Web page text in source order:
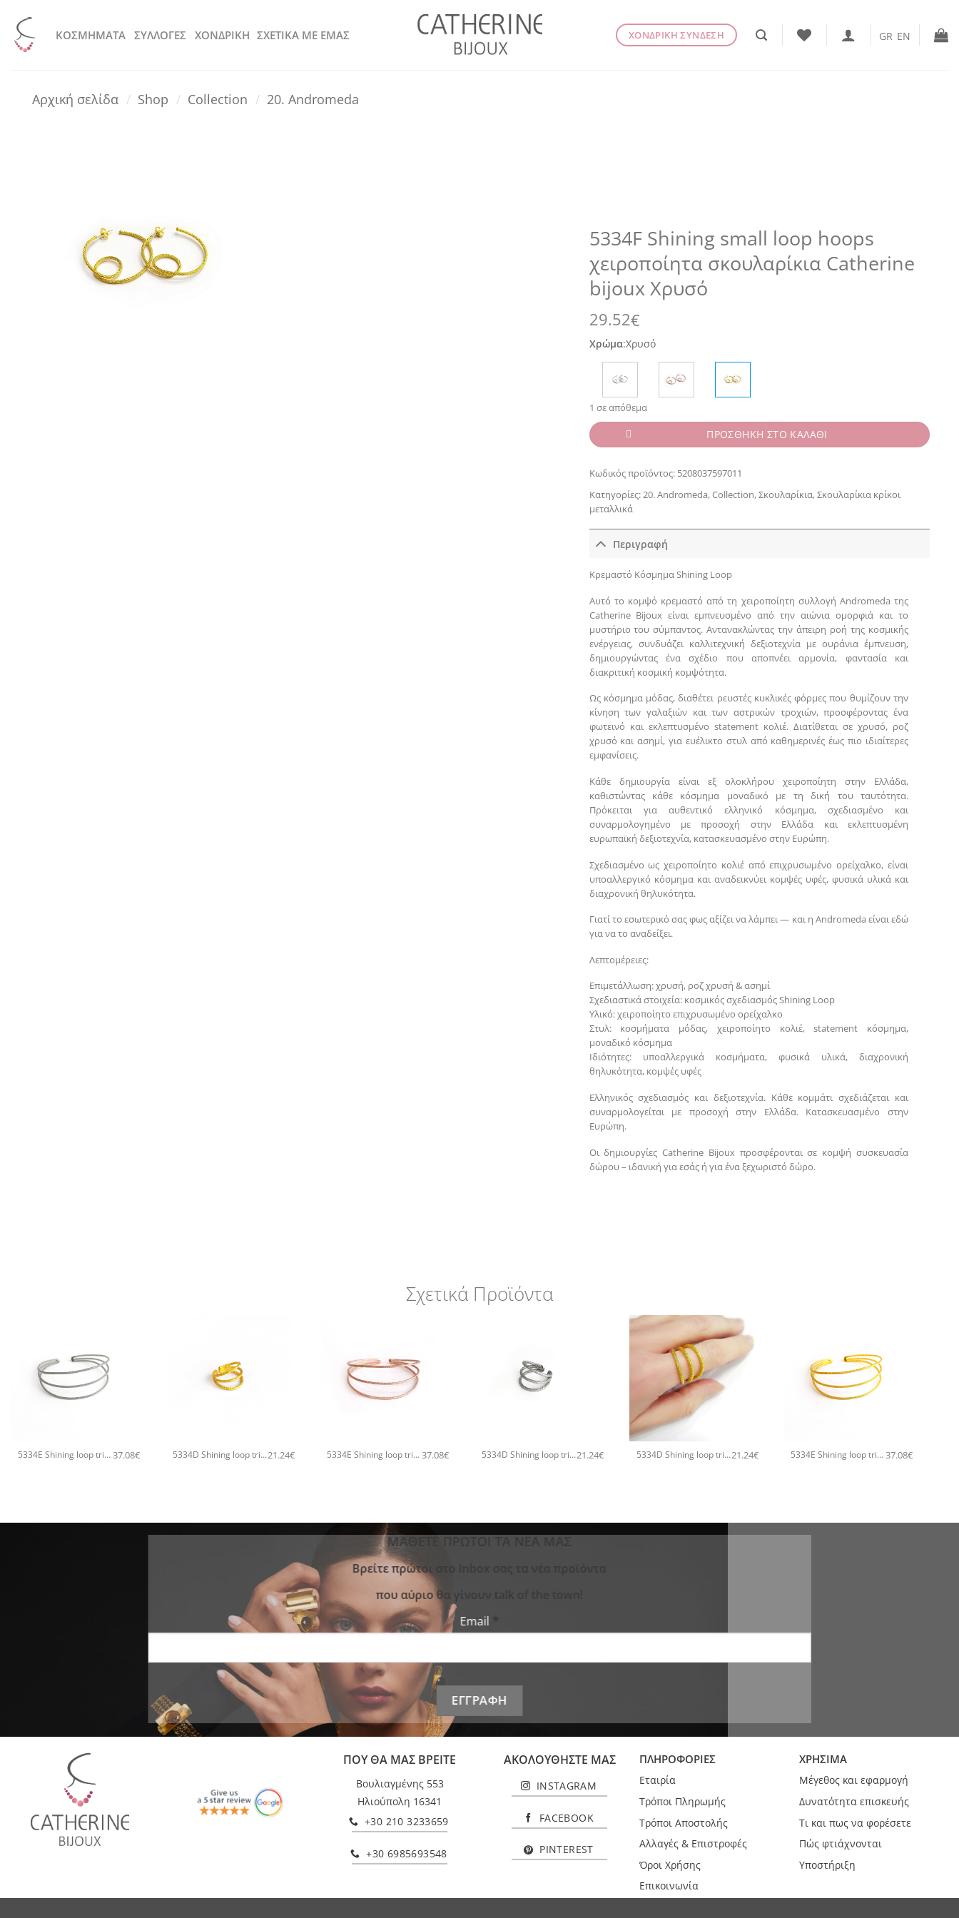
στο
περιεχόμενο
KOΣΜΗΜΑΤΑ ΣΥΛΛΟΓΕΣ ΧΟΝΔΡΙΚΗ ΣΧΕΤΙΚΑ ΜΕ ΕΜΑΣ ΧΟΝΔΡΙΚΗ ΣΥΝΔΕΣΗ GR EN
Αρχική σελίδα / Shop / Collection / 20. Andromeda
5334F Shining small loop hoops
χειροποίητα σκουλαρίκια Catherine
bijoux Χρυσό
29.52€
Χρώμα:Χρυσό
1 σε απόθεμα
ΠΡΟΣΘΗΚΗ ΣΤΟ ΚΑΛΑΘΙ
Κωδικός προϊόντος: 5208037597011
Κατηγορίες:20. Andromeda,Collection,Σκουλαρίκια,Σκουλαρίκια κρίκοι
μεταλλικά
Περιγραφή
Κρεμαστό Κόσμημα Shining Loop
Αυτό το κομψό κρεμαστό από τη χειροποίητη συλλογή Andromeda της
Catherine Bijoux είναι εμπνευσμένο από την αιώνια ομορφιά και το
μυστήριο του σύμπαντος. Αντανακλώντας την άπειρη ροή της κοσμικής
ενέργειας, συνδυάζει καλλιτεχνική δεξιοτεχνία με ουράνια έμπνευση,
δημιουργώντας ένα σχέδιο που αποπνέει αρμονία, φαντασία και
διακριτική κοσμική κομψότητα.
Ως κόσμημα μόδας, διαθέτει ρευστές κυκλικές φόρμες που θυμίζουν την
κίνηση των γαλαξιών και των αστρικών τροχιών, προσφέροντας ένα
φωτεινό και εκλεπτυσμένο statement κολιέ. Διατίθεται σε χρυσό, ροζ
χρυσό και ασημί, για ευέλικτο στυλ από καθημερινές έως πιο ιδιαίτερες
εμφανίσεις.
Κάθε δημιουργία είναι εξ ολοκλήρου χειροποίητη στην Ελλάδα,
καθιστώντας κάθε κόσμημα μοναδικό με τη δική του ταυτότητα.
Πρόκειται για αυθεντικό ελληνικό κόσμημα, σχεδιασμένο και
συναρμολογημένο με προσοχή στην Ελλάδα και εκλεπτυσμένη
ευρωπαϊκή δεξιοτεχνία, κατασκευασμένο στην Ευρώπη.
Σχεδιασμένο ως χειροποίητο κολιέ από επιχρυσωμένο ορείχαλκο, είναι
υποαλλεργικό κόσμημα και αναδεικνύει κομψές υφές, φυσικά υλικά και
διαχρονική θηλυκότητα.
Γιατί το εσωτερικό σας φως αξίζει να λάμπει — και η Andromeda είναι εδώ
για να το αναδείξει.
Λεπτομέρειες:
Επιμετάλλωση: χρυσή, ροζ χρυσή & ασημί
Σχεδιαστικά στοιχεία: κοσμικός σχεδιασμός Shining Loop
Υλικό: χειροποίητο επιχρυσωμένο ορείχαλκο
Στυλ: κοσμήματα μόδας, χειροποίητο κολιέ, statement κόσμημα,
μοναδικό κόσμημα
Ιδιότητες: υποαλλεργικά κοσμήματα, φυσικά υλικά, διαχρονική
θηλυκότητα, κομψές υφές
Ελληνικός σχεδιασμός και δεξιοτεχνία. Κάθε κομμάτι σχεδιάζεται και
συναρμολογείται με προσοχή στην Ελλάδα. Κατασκευασμένο στην
Ευρώπη.
Οι δημιουργίες Catherine Bijoux προσφέρονται σε κομψή συσκευασία
δώρου – ιδανική για εσάς ή για ένα ξεχωριστό δώρο.
Σχετικά Προϊόντα
5334E Shining loop triple χειροποίητο βραχιόλι Catherine bijoux Ασημί37.08€ 5334D Shining loop triple χειροποίητο δαχτυλιδι Catherine bijoux Χρυσό21.24€ 5334E Shining loop triple χειροποίητο βραχιόλι Catherine bijoux Ροζ χρυσό37.08€ 5334D Shining loop triple χειροποίητο δαχτυλιδι Catherine bijoux Ασημί21.24€
+
5334D Shining loop triple χειροποίητο δαχτυλιδι Catherine bijoux Ροζ χρυσό21.24€ 5334E Shining loop triple χειροποίητο βραχιόλι Catherine bijoux Χρυσό37.08€
ΜΑΘΕΤΕ ΠΡΩΤΟΙ ΤΑ ΝΕΑ ΜΑΣ
Bρείτε πρώτοι στο Inbox σας τα νέα προϊόντα
που αύριο θα γίνουν talk of the town!
Email
ΠΟΥ ΘΑ ΜΑΣ ΒΡΕΙΤΕ
Βουλιαγμένης 553
Ηλιούπολη 16341
+30 210 3233659
+30 6985693548
ΑΚΟΛΟΥΘΗΣΤΕ ΜΑΣ
INSTAGRAM
FACEBOOK
PINTEREST
ΠΛΗΡΟΦΟΡΙΕΣ
Εταιρία
Τρόποι Πληρωμής
Τρόποι Αποστολής
Αλλαγές & Επιστροφές
Όροι Χρήσης
Επικοινωνία
ΧΡΗΣΙΜΑ
Μέγεθος και εφαρμογή
Δυνατότητα επισκευής
Τι και πως να φορέσετε
Πώς φτιάχνονται
Υποστήριξη